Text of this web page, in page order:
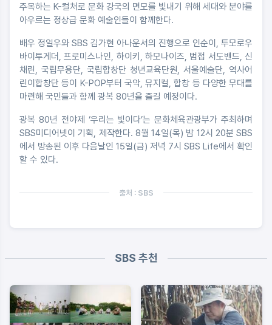
주목하는 K-컬처로 문화 강국의 면모를 빛내기 위해 세대와 분야를
아우르는 정상급 문화 예술인들이 함께한다.
배우 정일우와 SBS 김가현 아나운서의 진행으로 인순이, 투모로우
바이투게더, 프로미스나인, 하이키, 하모나이즈, 범접 서도밴드, 신
채린, 국립무용단, 국립합창단 청년교육단원, 서울예술단, 역사어
린이합창단 등이 K-POP부터 국악, 뮤지컬, 합창 등 다양한 무대를
마련해 국민들과 함께 광복 80년을 즐길 예정이다.
광복 80년 전야제 ‘우리는 빛이다’는 문화체육관광부가 주최하며
SBS미디어넷이 기획, 제작한다. 8월 14일(목) 밤 12시 20분 SBS
에서 방송된 이후 다음날인 15일(금) 저녁 7시 SBS Life에서 확인
할 수 있다.
출처 : SBS
SBS 추천